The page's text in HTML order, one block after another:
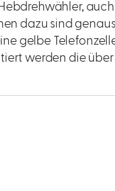
dazu sind
gelbe
werden die